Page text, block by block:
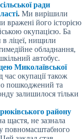
ради
. Ми вирішили
вражені його історією
окупацією. Ба
в ліцеї, нищили
обладнання,
автобус.
Миколаївської
час окупації також
пошкоджений та
залишилося тільки
району
щастя, не зазнала
повномасштабного